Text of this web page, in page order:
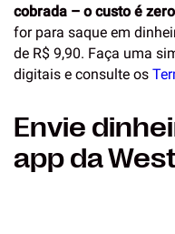
cobrada – o custo é
for para saque em
de R$ 9,90. Faça uma
digitais e consulte os
Envie
app da